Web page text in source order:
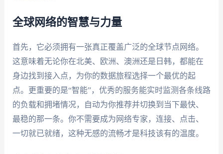
全球网络的智慧与力量
首先，它必须拥有一张真正覆盖广泛的全球节点网络。
这意味着无论你在北美、欧洲、澳洲还是日韩，都能在
身边找到接入点，为你的数据旅程选择一个最优的起
点。更重要的是“智能”，优秀的服务能实时监测各条线路
的负载和拥堵情况，自动为你推荐并切换到当下最快、
最稳的那一条。你不需要成为网络专家，连接、点击、
一切就已就绪，这种无感的流畅才是科技该有的温度。